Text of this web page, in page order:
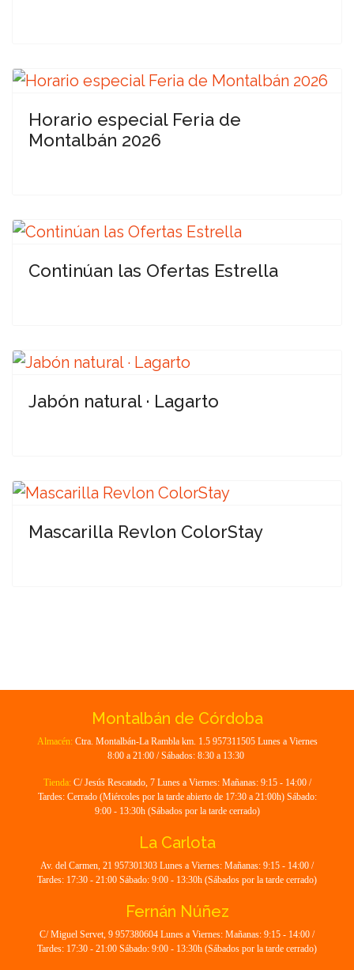
Horario especial Feria de
Montalbán 2026
Continúan las Ofertas Estrella
Jabón natural · Lagarto
Mascarilla Revlon ColorStay
Montalbán de Córdoba
Almacén: Ctra. Montalbán-La Rambla km. 1.5 957311505 Lunes a Viernes
8:00 a 21:00 / Sábados: 8:30 a 13:30
Tienda: C/ Jesús Rescatado, 7 Lunes a Viernes: Mañanas: 9:15 - 14:00 /
Tardes: Cerrado (Miércoles por la tarde abierto de 17:30 a 21:00h) Sábado:
9:00 - 13:30h (Sábados por la tarde cerrado)
La Carlota
Av. del Carmen, 21 957301303 Lunes a Viernes: Mañanas: 9:15 - 14:00 /
Tardes: 17:30 - 21:00 Sábado: 9:00 - 13:30h (Sábados por la tarde cerrado)
Fernán Núñez
C/ Miguel Servet, 9 957380604 Lunes a Viernes: Mañanas: 9:15 - 14:00 /
Tardes: 17:30 - 21:00 Sábado: 9:00 - 13:30h (Sábados por la tarde cerrado)